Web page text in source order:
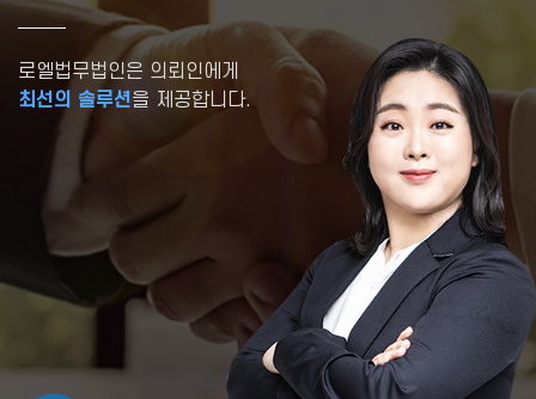
로엘법무법인은 의뢰인에게
최선의 솔루션을 제공합니다.